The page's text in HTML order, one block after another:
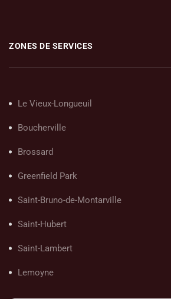
ZONES DE SERVICES
Le Vieux-Longueuil
Boucherville
Brossard
Greenfield Park
Saint-Bruno-de-Montarville
Saint-Hubert
Saint-Lambert
Lemoyne